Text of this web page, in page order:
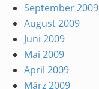
September 2009
August 2009
Juni 2009
Mai 2009
April 2009
März 2009